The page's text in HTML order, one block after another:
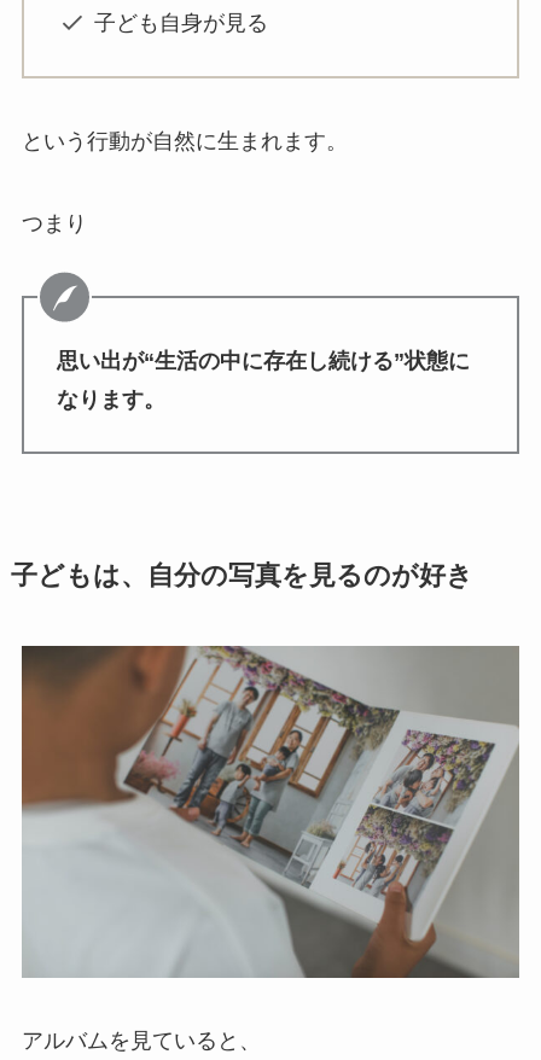
子ども自身が見る
という行動が自然に生まれます。
つまり
思い出が“生活の中に存在し続ける”状態に
なります。
子どもは、自分の写真を見るのが好き
アルバムを見ていると、